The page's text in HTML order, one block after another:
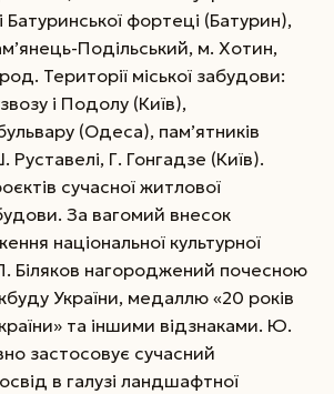
Батуринської фортеці (Батурин),
Подільський, м. Хотин,
Території міської забудови:
і Подолу (Київ),
(Одеса), пам’ятників
Г. Гонгадзе (Київ).
сучасної житлової
За вагомий внесок
національної культурної
нагороджений почесною
України, медаллю «20 років
та іншими відзнаками. Ю.
застосовує сучасний
в галузі ландшафтної